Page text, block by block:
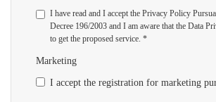
I have read and I accept the Privacy Policy
Decree 196/2003 and I am aware that the Data
to get the proposed service. *
Marketing
I accept the registration for marketing